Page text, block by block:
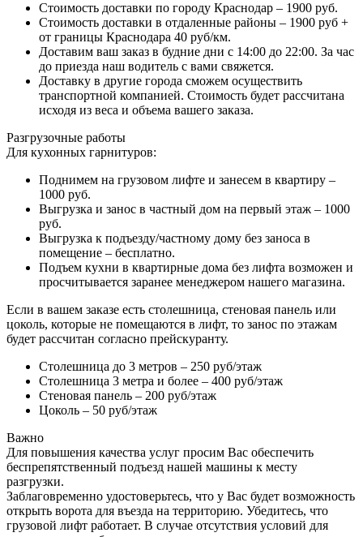
Стоимость доставки по городу Краснодар – 1900 руб.
Стоимость доставки в отдаленные районы – 1900 руб +
от границы Краснодара 40 руб/км.
Доставим ваш заказ в будние дни с 14:00 до 22:00. За час
до приезда наш водитель с вами свяжется.
Доставку в другие города сможем осуществить
транспортной компанией. Стоимость будет рассчитана
исходя из веса и объема вашего заказа.
Разгрузочные работы
Для кухонных гарнитуров:
Поднимем на грузовом лифте и занесем в квартиру –
1000 руб.
Выгрузка и занос в частный дом на первый этаж – 1000
руб.
Выгрузка к подъезду/частному дому без заноса в
помещение – бесплатно.
Подъем кухни в квартирные дома без лифта возможен и
просчитывается заранее менеджером нашего магазина.
Если в вашем заказе есть столешница, стеновая панель или
цоколь, которые не помещаются в лифт, то занос по этажам
будет рассчитан согласно прейскуранту.
Столешница до 3 метров – 250 руб/этаж
Столешница 3 метра и более – 400 руб/этаж
Стеновая панель – 200 руб/этаж
Цоколь – 50 руб/этаж
Важно
Для повышения качества услуг просим Вас обеспечить
беспрепятственный подъезд нашей машины к месту
разгрузки.
Заблаговременно удостоверьтесь, что у Вас будет возможность
открыть ворота для въезда на территорию. Убедитесь, что
грузовой лифт работает. В случае отсутствия условий для